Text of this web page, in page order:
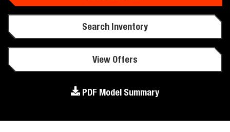
Search Inventory
View Offers
PDF Model Summary